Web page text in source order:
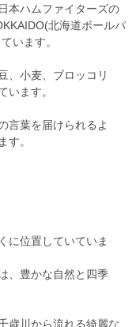
本ハムファイターズの
北海道ボールパ
います。
、小麦、ブロッコリ
います。
言葉を届けられるよ
す。
に位置していていま
、豊かな自然と四季
歳川から流れる綺麗な